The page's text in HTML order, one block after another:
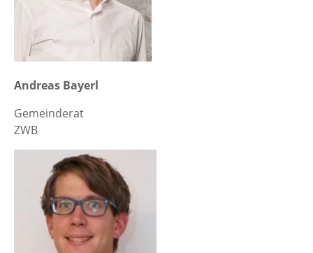
Andreas Bayerl
Gemeinderat
ZWB